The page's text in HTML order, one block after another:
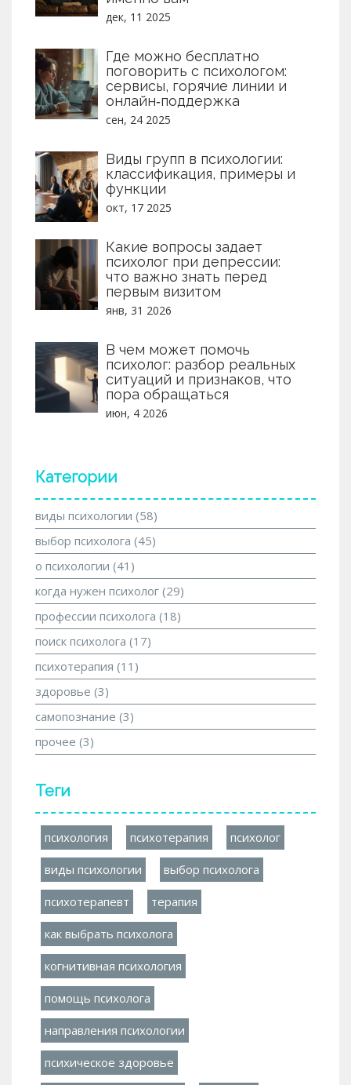
психолога, чтобы чувствовать себя
дек, 11 2025
Где можно бесплатно
поговорить с психологом:
сервисы, горячие линии и
онлайн‑поддержка
сен, 24 2025
Виды групп в психологии:
классификация, примеры и
функции
окт, 17 2025
Какие вопросы задает
психолог при депрессии:
что важно знать перед
первым визитом
янв, 31 2026
В чем может помочь
психолог: разбор реальных
ситуаций и признаков, что
пора обращаться
июн, 4 2026
Категории
виды психологии (58)
выбор психолога (45)
о психологии (41)
когда нужен психолог (29)
профессии психолога (18)
поиск психолога (17)
психотерапия (11)
здоровье (3)
самопознание (3)
прочее (3)
Теги
психология психотерапия психолог
виды психологии выбор психолога
психотерапевт терапия
как выбрать психолога
когнитивная психология
помощь психолога
направления психологии
психическое здоровье